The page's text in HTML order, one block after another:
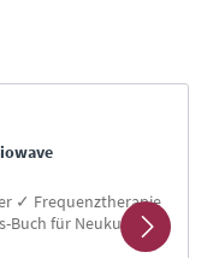
✓ Frequenztherapie
für Neukunden